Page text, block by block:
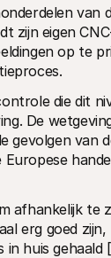
van
zijn eigen
op te
die dit
De
gevolgen van
Europese
afhankelijk te
erg goed
in huis